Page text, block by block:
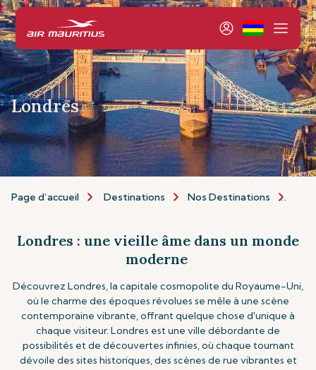
Londres
Page d’accueil Destinations Nos Destinations
Londres : une vieille âme dans un monde
moderne
Découvrez Londres, la capitale cosmopolite du Royaume-Uni,
où le charme des époques révolues se mêle à une scène
contemporaine vibrante, offrant quelque chose d'unique à
chaque visiteur. Londres est une ville débordante de
possibilités et de découvertes infinies, où chaque tournant
dévoile des sites historiques, des scènes de rue vibrantes et